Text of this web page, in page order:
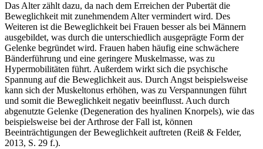
Das Alter zählt dazu, da nach dem Erreichen der Pubertät die
Beweglichkeit mit zunehmendem Alter vermindert wird. Des
Weiteren ist die Beweglichkeit bei Frauen besser als bei Männern
ausgebildet, was durch die unterschiedlich ausgeprägte Form der
Gelenke begründet wird. Frauen haben häufig eine schwächere
Bänderführung und eine geringere Muskelmasse, was zu
Hypermobilitäten führt. Außerdem wirkt sich die psychische
Spannung auf die Beweglichkeit aus. Durch Angst beispielsweise
kann sich der Muskeltonus erhöhen, was zu Verspannungen führt
und somit die Beweglichkeit negativ beeinflusst. Auch durch
abgenutzte Gelenke (Degeneration des hyalinen Knorpels), wie das
beispielsweise bei der Arthrose der Fall ist, können
Beeinträchtigungen der Beweglichkeit auftreten (Reiß & Felder,
2013, S. 29 f.).